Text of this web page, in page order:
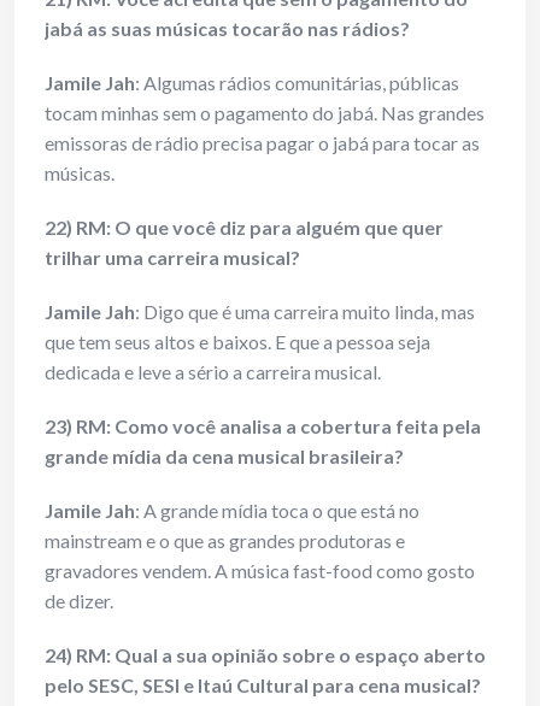
jabá as suas músicas tocarão nas rádios?
Jamile Jah: Algumas rádios comunitárias, públicas
tocam minhas sem o pagamento do jabá. Nas grandes
emissoras de rádio precisa pagar o jabá para tocar as
músicas.
22) RM: O que você diz para alguém que quer
trilhar uma carreira musical?
Jamile Jah: Digo que é uma carreira muito linda, mas
que tem seus altos e baixos. E que a pessoa seja
dedicada e leve a sério a carreira musical.
23) RM: Como você analisa a cobertura feita pela
grande mídia da cena musical brasileira?
Jamile Jah: A grande mídia toca o que está no
mainstream e o que as grandes produtoras e
gravadores vendem. A música fast-food como gosto
de dizer.
24) RM: Qual a sua opinião sobre o espaço aberto
pelo SESC, SESI e Itaú Cultural para cena musical?